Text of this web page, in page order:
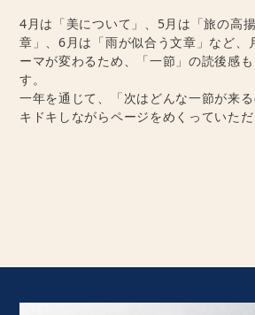
4月は「美について」、5月は「旅の高
章」、6月は「雨が似合う文章」など、
ーマが変わるため、「一節」の読後感
す。
一年を通じて、「次はどんな一節が来
キドキしながらページをめくっていただ